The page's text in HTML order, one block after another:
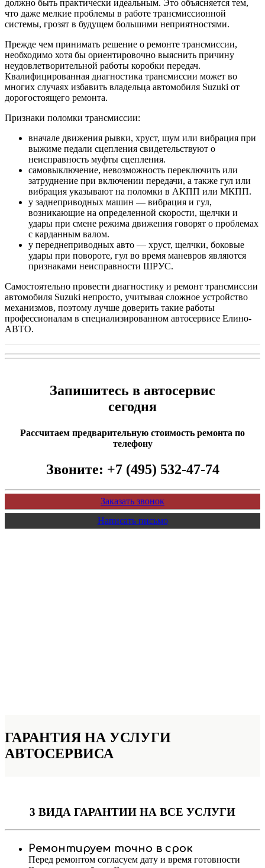
должно быть практически идеальным. Это объясняется тем,
что даже мелкие проблемы в работе трансмиссионной
системы, грозят в будущем большими неприятностями.
Прежде чем принимать решение о ремонте трансмиссии,
необходимо хотя бы ориентировочно выяснить причину
неудовлетворительной работы коробки передач.
Квалифицированная диагностика трансмиссии может во
многих случаях избавить владельца автомобиля Suzuki от
дорогостоящего ремонта.
Признаки поломки трансмиссии:
вначале движения рывки, хруст, шум или вибрация при
выжиме педали сцепления свидетельствуют о
неисправность муфты сцепления.
самовыключение, невозможность переключить или
затруднение при включении передачи, а также гул или
вибрация указывают на поломки в АКПП или МКПП.
у заднеприводных машин — вибрация и гул,
возникающие на определенной скорости, щелчки и
удары при смене режима движения говорят о проблемах
с карданным валом.
у переднеприводных авто — хруст, щелчки, боковые
удары при повороте, гул во время маневров являются
признаками неисправности ШРУС.
Самостоятельно провести диагностику и ремонт трансмиссии
автомобиля Suzuki непросто, учитывая сложное устройство
механизмов, поэтому лучше доверить такие работы
профессионалам в специализированном автосервисе Елино-
АВТО.
Запишитесь в автосервис
сегодня
Рассчитаем предварительную стоимость ремонта по
телефону
Звоните: +7 (495) 532-47-74
Заказать звонок
Написать письмо
ГАРАНТИЯ НА УСЛУГИ
АВТОСЕРВИСА
3 ВИДА ГАРАНТИИ НА ВСЕ УСЛУГИ
Ремонтируем точно в срок
Перед ремонтом согласуем дату и время готовности